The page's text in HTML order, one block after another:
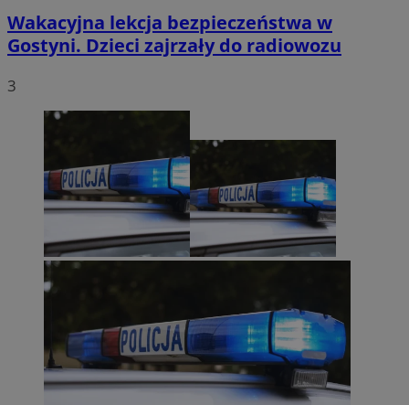
Wakacyjna lekcja bezpieczeństwa w
Gostyni. Dzieci zajrzały do radiowozu
3